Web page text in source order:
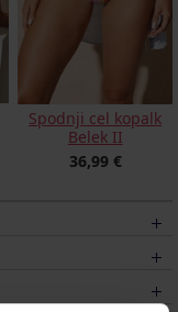
Spodnji cel kopalk
Belek II
36,99 €